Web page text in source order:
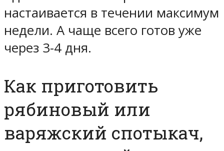
настаивается в течении максимум
недели. А чаще всего готов уже
через 3-4 дня.
Как приготовить
рябиновый или
варяжский спотыкач,